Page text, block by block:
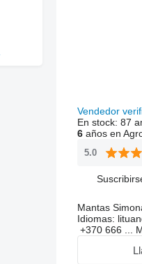
Vendedor
En stock: 87
6años en
5.0
Mantas
Idiomas:
+370 666 ...